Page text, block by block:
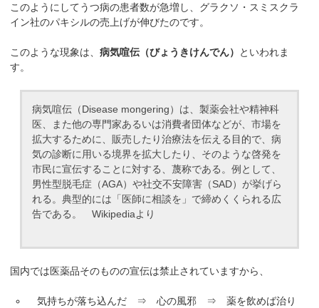
このようにしてうつ病の患者数が急増し、グラクソ・スミスクラ
イン社のパキシルの売上げが伸びたのです。
このような現象は、病気喧伝（びょうきけんでん） といわれま
す。
病気喧伝（Disease mongering）は、製薬会社や精神科
医、また他の専門家あるいは消費者団体などが、市場を
拡大するために、販売したり治療法を伝える目的で、病
気の診断に用いる境界を拡大したり、そのような啓発を
市民に宣伝することに対する、蔑称である。例として、
男性型脱毛症（AGA）や社交不安障害（SAD）が挙げら
れる。典型的には「医師に相談を」で締めくくられる広
告である。 Wikipediaより
国内では医薬品そのものの宣伝は禁止されていますから、
気持ちが落ち込んだ ⇒ 心の風邪 ⇒ 薬を飲めば治り